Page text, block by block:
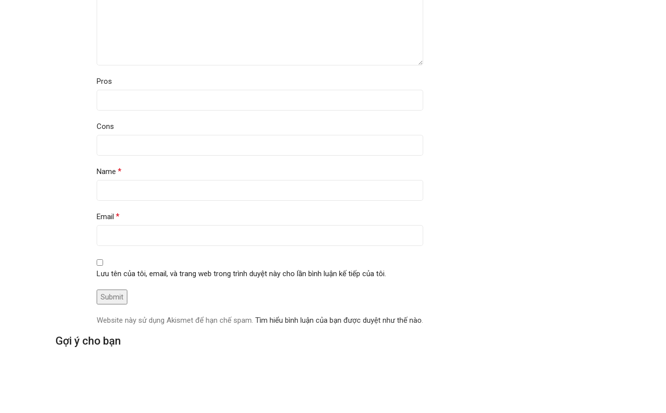
Pros
Cons
Name *
Email *
Lưu tên của tôi, email, và trang web trong trình duyệt này cho lần bình luận kế tiếp của tôi.
Website này sử dụng Akismet để hạn chế spam. Tìm hiểu bình luận của bạn được duyệt như thế nào.
Gợi ý cho bạn